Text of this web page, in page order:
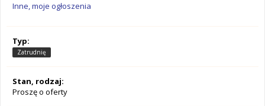
Inne, moje ogłoszenia
Typ:
Zatrudnię
Stan, rodzaj:
Proszę o oferty